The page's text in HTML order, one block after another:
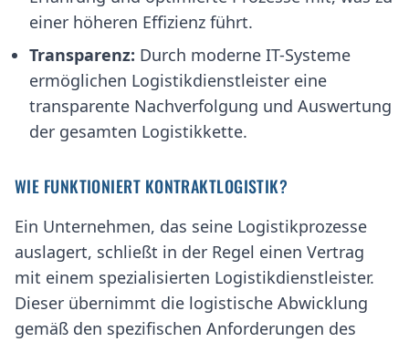
einer höheren Effizienz führt.
Transparenz: Durch moderne IT-Systeme
ermöglichen Logistikdienstleister eine
transparente Nachverfolgung und Auswertung
der gesamten Logistikkette.
WIE FUNKTIONIERT KONTRAKTLOGISTIK?
Ein Unternehmen, das seine Logistikprozesse
auslagert, schließt in der Regel einen Vertrag
mit einem spezialisierten Logistikdienstleister.
Dieser übernimmt die logistische Abwicklung
gemäß den spezifischen Anforderungen des